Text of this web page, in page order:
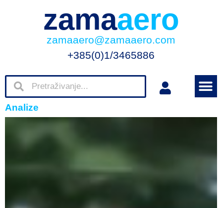
zamaaero
zamaaero@zamaaero.com
+385(0)1/3465886
Analize